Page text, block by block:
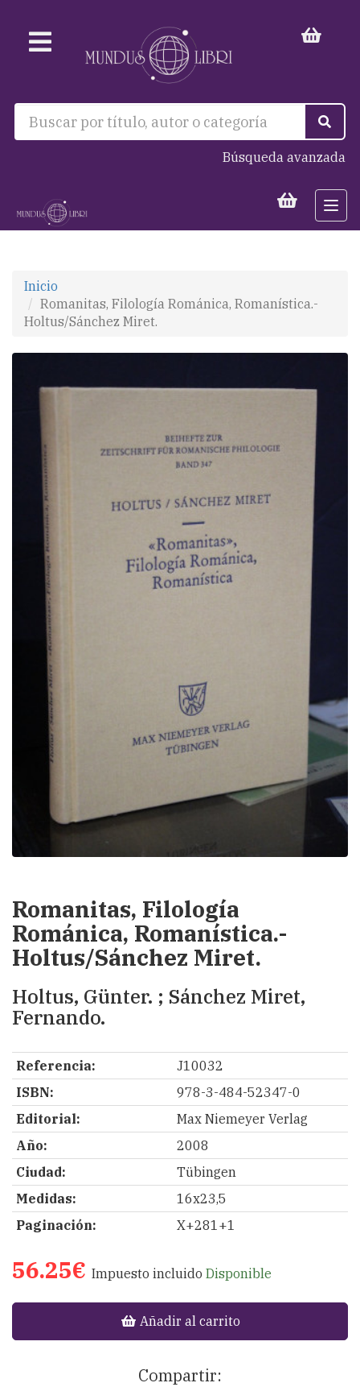
Búsqueda avanzada
Inicio
Romanitas, Filología Románica, Romanística.-
Holtus/Sánchez Miret.
Romanitas, Filología
Románica, Romanística.-
Holtus/Sánchez Miret.
Holtus, Günter. ; Sánchez Miret,
Fernando.
Referencia:
J10032
ISBN:
978-3-484-52347-0
Editorial:
Max Niemeyer Verlag
Año:
2008
Ciudad:
Tübingen
Medidas:
16x23,5
Paginación:
X+281+1
56.25€ Impuesto incluido Disponible
Añadir al carrito
Compartir: